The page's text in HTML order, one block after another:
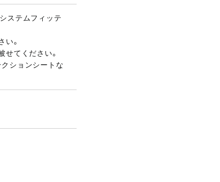
ステムフィッテ
。
せてください。
ションシートな